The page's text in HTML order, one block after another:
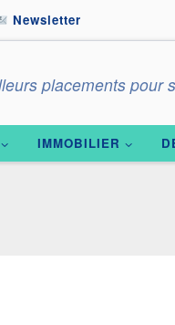
Newsletter
placements pour
IMMOBILIER